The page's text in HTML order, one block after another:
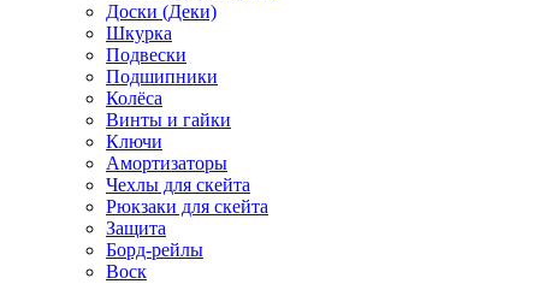
Доски (Деки)
Шкурка
Подвески
Подшипники
Колёса
Винты и гайки
Ключи
Амортизаторы
Чехлы для скейта
Рюкзаки для скейта
Защита
Борд-рейлы
Воск